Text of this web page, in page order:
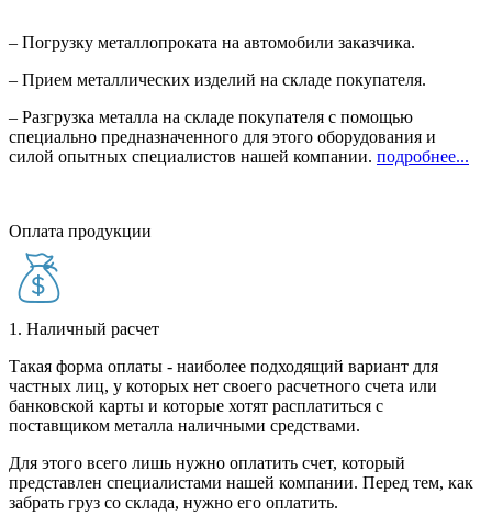
– Погрузку металлопроката на автомобили заказчика.
– Прием металлических изделий на складе покупателя.
– Разгрузка металла на складе покупателя с помощью
специально предназначенного для этого оборудования и
силой опытных специалистов нашей компании. подробнее...
Оплата продукции
1. Наличный расчет
Такая форма оплаты - наиболее подходящий вариант для
частных лиц, у которых нет своего расчетного счета или
банковской карты и которые хотят расплатиться с
поставщиком металла наличными средствами.
Для этого всего лишь нужно оплатить счет, который
представлен специалистами нашей компании. Перед тем, как
забрать груз со склада, нужно его оплатить.